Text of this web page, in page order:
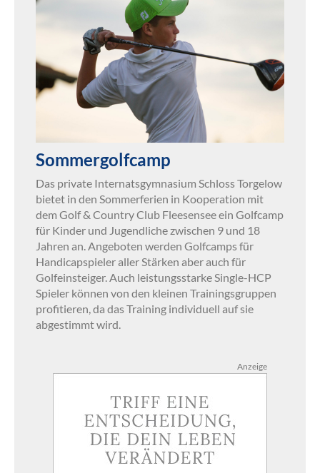
Sommergolfcamp
Das private Internatsgymnasium Schloss Torgelow
bietet in den Sommerferien in Kooperation mit
dem Golf & Country Club Fleesensee ein Golfcamp
für Kinder und Jugendliche zwischen 9 und 18
Jahren an. Angeboten werden Golfcamps für
Handicapspieler aller Stärken aber auch für
Golfeinsteiger. Auch leistungsstarke Single-HCP
Spieler können von den kleinen Trainingsgruppen
profitieren, da das Training individuell auf sie
abgestimmt wird.
Anzeige